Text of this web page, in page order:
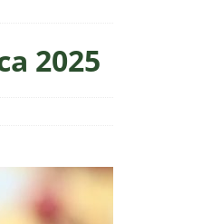
defender
NOTÍCIAS
2025